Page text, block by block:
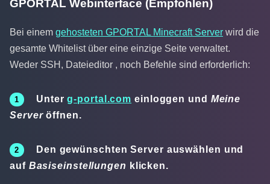
GPORTAL Webinterface (Empfohlen)
Bei einem gehosteten GPORTAL Minecraft Server wird die
gesamte Whitelist über eine einzige Seite verwaltet.
Weder SSH, Dateieditor , noch Befehle sind erforderlich:
Unterg-portal.com einloggen und Meine
Serveröffnen.
Den gewünschten Server auswählen und
auf Basiseinstellungen klicken.